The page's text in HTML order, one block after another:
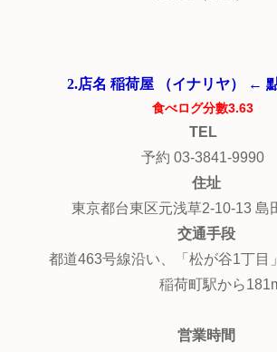
2.店名 稲荷屋 （イナリヤ） ←
食べログ分數3.63
TEL
予約 03-3841-9990
住址
東京都台東区元浅草2-10-13 島
交通手段
都道463号線沿い、「松が谷1丁目
稲荷町駅から
営業時間